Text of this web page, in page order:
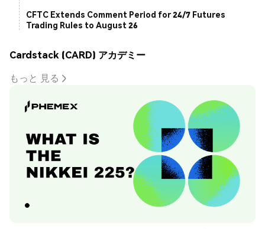
CFTC Extends Comment Period for 24/7 Futures
Trading Rules to August 26
Cardstack (CARD) アカデミー
もっと 見る